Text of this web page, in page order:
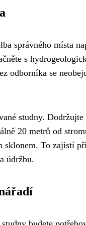
správného místa
s
odborníka se
studny.
20 metrů od
sklonem. To zajistí
údržbu.